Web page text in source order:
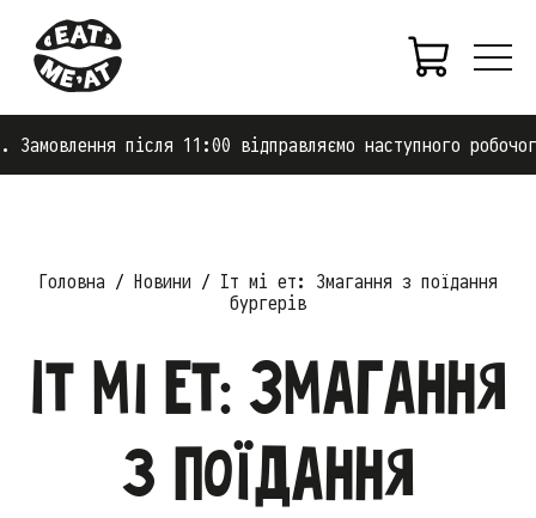
після 11:00 відправляємо наступного
Головна Новини
Іт мі ет: Змагання з поїдання
бургерів
Іт мі ет: Змагання
з поїдання